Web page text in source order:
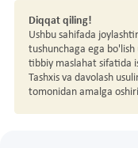
Diqqat qiling!
Ushbu sahifada
tushunchaga ega
tibbiy maslahat sifatida
Tashxis va davolash
tomonidan amalga